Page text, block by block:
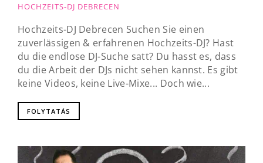
HOCHZEITS-DJ DEBRECEN
Hochzeits-DJ Debrecen Suchen Sie einen
zuverlässigen & erfahrenen Hochzeits-DJ? Hast
du die endlose DJ-Suche satt? Du hasst es, dass
du die Arbeit der DJs nicht sehen kannst. Es gibt
keine Videos, keine Live-Mixe... Doch wie...
FOLYTATÁS